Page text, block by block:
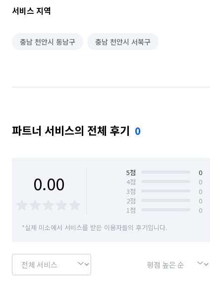
서비스 지역
충남 천안시 동남구 충남 천안시 서북구
파트너 서비스의 전체 후기 0
0.00 5점
0
4점
0
3점
0
2점
0
1점
0
*실제 미소에서 서비스를 받은 이용자들의 후기입니다.